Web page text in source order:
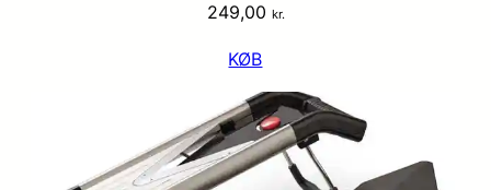
249,00 kr.
KØB